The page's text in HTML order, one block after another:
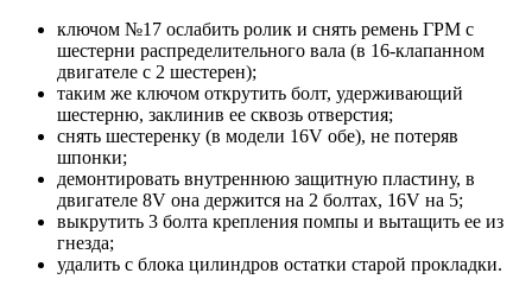
ключом №17 ослабить ролик и снять ремень ГРМ с
шестерни распределительного вала (в 16-клапанном
двигателе с 2 шестерен);
таким же ключом открутить болт, удерживающий
шестерню, заклинив ее сквозь отверстия;
снять шестеренку (в модели 16V обе), не потеряв
шпонки;
демонтировать внутреннюю защитную пластину, в
двигателе 8V она держится на 2 болтах, 16V на 5;
выкрутить 3 болта крепления помпы и вытащить ее из
гнезда;
удалить с блока цилиндров остатки старой прокладки.